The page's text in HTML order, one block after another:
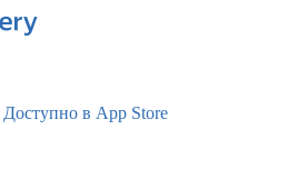
Доступно в App Store